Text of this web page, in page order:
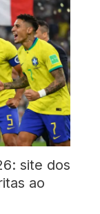
site dos
ao